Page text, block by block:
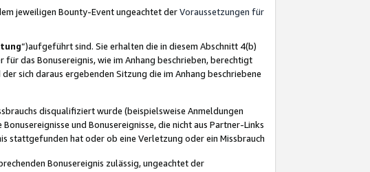
jeweiligen Bounty-Event ungeachtet derVoraussetzungen für
“)aufgeführt sind. Sie erhalten die in diesem Abschnitt 4(b)
für das Bonusereignis, wie im Anhang beschrieben, berechtigt
sich daraus ergebenden Sitzung die im Anhang beschriebene
disqualifiziert wurde (beispielsweise Anmeldungen
und Bonusereignisse, die nicht aus Partner-Links
stattgefunden hat oder ob eine Verletzung oder ein Missbrauch
Bonusereignis zulässig, ungeachtet der